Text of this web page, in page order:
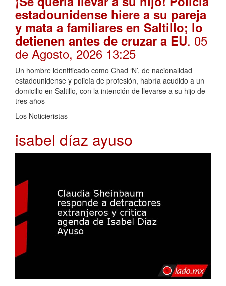
estadounidense hiere a su pareja
y mata a familiares en Saltillo; lo
detienen antes de cruzar a EU. 05
de Agosto, 2026 13:25
Un hombre identificado como Chad ‘N’, de nacionalidad
estadounidense y policía de profesión, habría acudido a un
domicilio en Saltillo, con la intención de llevarse a su hijo de
tres años
Los Noticieristas
isabel díaz ayuso